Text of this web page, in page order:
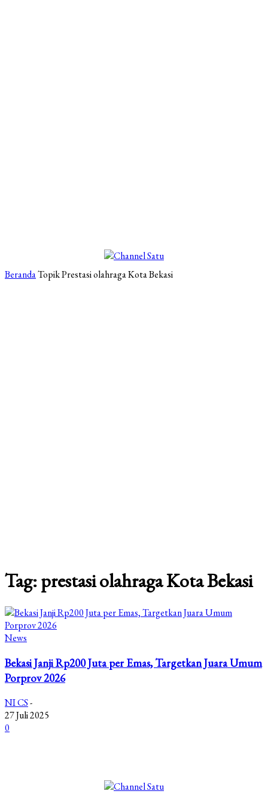
BerandaTopikPrestasi olahraga Kota Bekasi
Tag: prestasi olahraga Kota Bekasi
News
Bekasi Janji Rp200 Juta per Emas, Targetkan Juara Umum
Porprov 2026
NI CS-
27 Juli 2025
0